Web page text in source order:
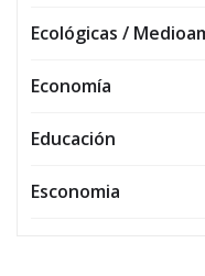
Ecológicas /
Economía
Educación
Esconomia